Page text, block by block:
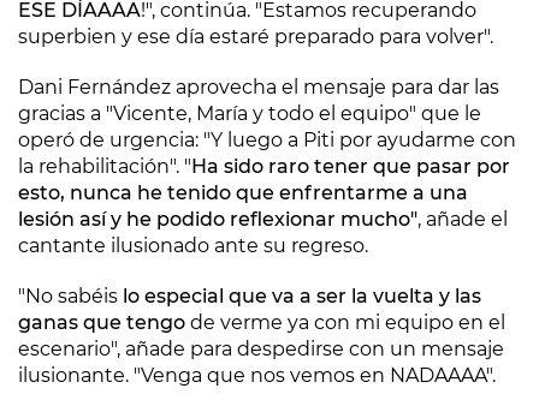
ESE DÍAAAA!", continúa. "Estamos recuperando
superbien y ese día estaré preparado para volver".
Dani Fernández aprovecha el mensaje para dar las
gracias a "Vicente, María y todo el equipo" que le
operó de urgencia: "Y luego a Piti por ayudarme con
la rehabilitación". "Ha sido raro tener que pasar por
esto, nunca he tenido que enfrentarme a una
lesión así y he podido reflexionar mucho", añade el
cantante ilusionado ante su regreso.
"No sabéis lo especial que va a ser la vuelta y las
ganas que tengo de verme ya con mi equipo en el
escenario", añade para despedirse con un mensaje
ilusionante. "Venga que nos vemos en NADAAAA".